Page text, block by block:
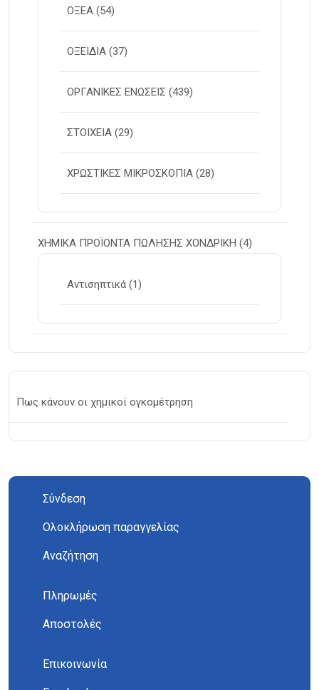
ΟΞΕΑ (54)
ΟΞΕΙΔΙΑ (37)
ΟΡΓΑΝΙΚΕΣ ΕΝΩΣΕΙΣ (439)
ΣΤΟΙΧΕΙΑ (29)
ΧΡΩΣΤΙΚΕΣ ΜΙΚΡΟΣΚΟΠΙΑ (28)
ΧΗΜΙΚΑ ΠΡΟΪΟΝΤΑ ΠΩΛΗΣΗΣ ΧΟΝΔΡΙΚΗ (4)
Αντισηπτικά (1)
Πως κάνουν οι χημικοί ογκομέτρηση
Σύνδεση
Ολοκλήρωση παραγγελίας
Αναζήτηση
Πληρωμές
Αποστολές
Επικοινωνία